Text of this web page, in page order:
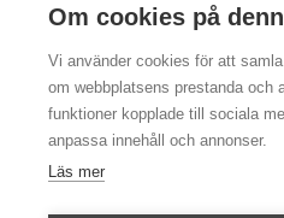
Om cookies på
Vi använder cookies för att
om webbplatsens prestanda och
funktioner kopplade till sociala
anpassa innehåll och annonser.
Läs mer